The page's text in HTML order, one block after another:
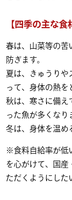
【四季の主な食
春は、山菜等の苦
防ぎます。
夏は、きゅうりや
って、身体の熱を
秋は、寒さに備え
った魚が多くなり
冬は、身体を温め
※食料自給率が低
を心がけて、国産
ただくようにした